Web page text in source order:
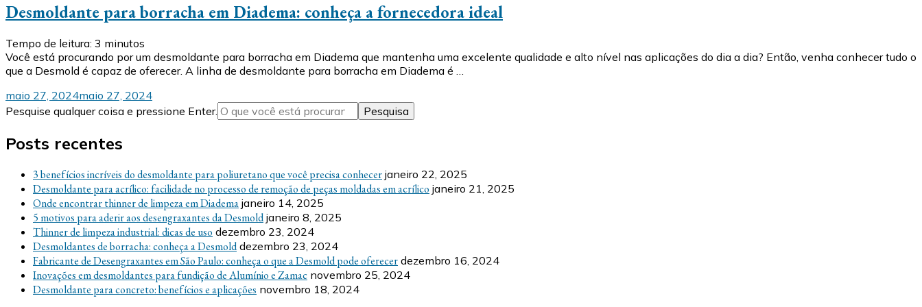
Desmoldante para borracha em Diadema: conheça a fornecedora ideal
Tempo de leitura: 3 minutos
Você está procurando por um desmoldante para borracha em Diadema que mantenha uma excelente qualidade e alto nível nas aplicações do dia a dia? Então, venha conhecer tudo o
que a Desmold é capaz de oferecer. A linha de desmoldante para borracha em Diadema é …
maio 27, 2024maio 27, 2024
Procurando
algo?
Pesquise qualquer coisa e pressione Enter.
Posts recentes
3 benefícios incríveis do desmoldante para poliuretano que você precisa conhecer janeiro 22, 2025
Desmoldante para acrílico: facilidade no processo de remoção de peças moldadas em acrílico janeiro 21, 2025
Onde encontrar thinner de limpeza em Diadema janeiro 14, 2025
5 motivos para aderir aos desengraxantes da Desmold janeiro 8, 2025
Thinner de limpeza industrial: dicas de uso dezembro 23, 2024
Desmoldantes de borracha: conheça a Desmold dezembro 23, 2024
Fabricante de Desengraxantes em São Paulo: conheça o que a Desmold pode oferecer dezembro 16, 2024
Inovações em desmoldantes para fundição de Alumínio e Zamac novembro 25, 2024
Desmoldante para concreto: benefícios e aplicações novembro 18, 2024